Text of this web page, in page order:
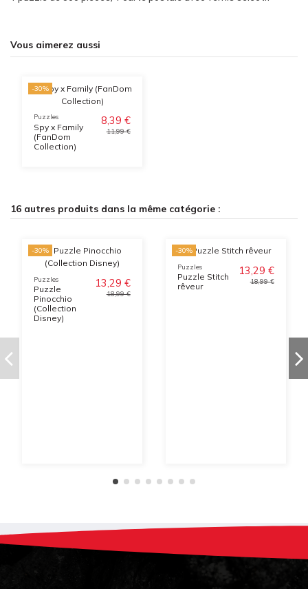
Vous aimerez aussi
-30%
Puzzles
Spy x Family
(FanDom
Collection)
8,39 €
11,99 €
16 autres produits dans la même catégorie :
-30%
Puzzles
Puzzle
Pinocchio
(Collection
Disney)
13,29 €
18,99 €
-30%
Puzzles
Puzzle Stitch
rêveur
13,29 €
18,99 €